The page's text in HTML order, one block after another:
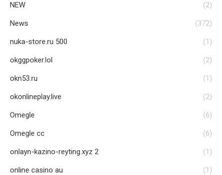
NEW (2)
News (372)
nuka-store.ru 500 (1)
okggpoker.lol (2)
okn53.ru (1)
okonlineplay.live (2)
Omegle (6)
Omegle cc (6)
onlayn-kazino-reyting.xyz 2 (1)
online casino au (1)